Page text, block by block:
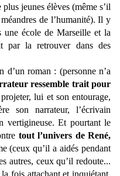
jeunes élèves (même s’il
de l’humanité). Il y
une école de Marseille et la
par la retrouver dans des
d’un roman : (personne n’a
ressemble trait pour
lui et son entourage,
son narrateur, l’écrivain
vertigineuse. Et pourtant le
tout l’univers de René,
(ceux qu’il a aidés pendant
autres, ceux qu’il redoute...